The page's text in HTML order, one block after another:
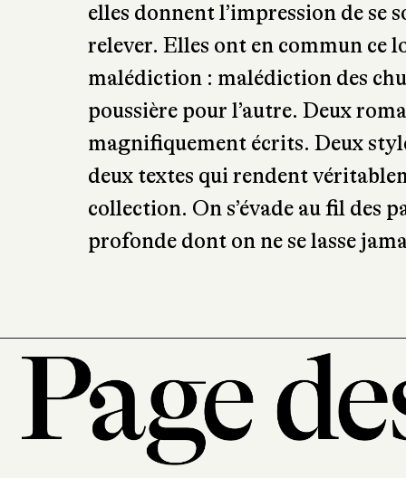
elles donnent l’impression de se
relever. Elles ont en commun ce
malédiction : malédiction des
poussière pour l’autre. Deux
magnifiquement écrits. Deux
deux textes qui rendent
collection. On s’évade au fil des
profonde dont on ne se lasse